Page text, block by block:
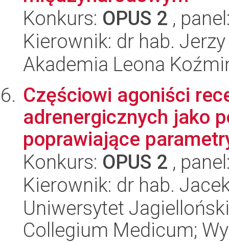
Konkurs: OPUS 2 ,
Kierownik: dr hab.
Akademia Leona
Częściowi agoniści
adrenergicznych jako
poprawiające
Konkurs: OPUS 2 ,
Kierownik: dr hab.
Uniwersytet
Collegium Medicum;